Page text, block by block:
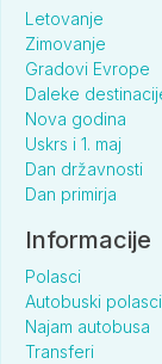
Letovanje
Zimovanje
Gradovi Evrope
Daleke
Nova godina
Uskrs i 1. maj
Dan državnosti
Dan primirja
Informacije
Polasci
Autobuski polasci
Najam autobusa
Transferi